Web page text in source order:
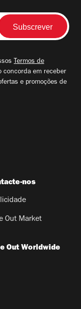
Termos de
concorda em receber
e promoções de
nos
Out Market
Out Worldwide